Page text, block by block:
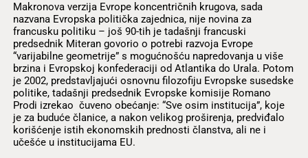
Makronova verzija Evrope koncentričnih krugova, sada
nazvana Evropska politička zajednica, nije novina za
francusku politiku – još 90-tih je tadašnji francuski
predsednik Miteran govorio o potrebi razvoja Evrope
“varijabilne geometrije” s mogućnošću napredovanja u više
brzina i Evropskoj konfederaciji od Atlantika do Urala. Potom
je 2002, predstavljajući osnovnu filozofiju Evropske susedske
politike, tadašnji predsednik Evropske komisije Romano
Prodi izrekao čuveno obećanje: “Sve osim institucija”, koje
je za buduće članice, a nakon velikog proširenja, predviđalo
korišćenje istih ekonomskih prednosti članstva, ali ne i
učešće u institucijama EU.